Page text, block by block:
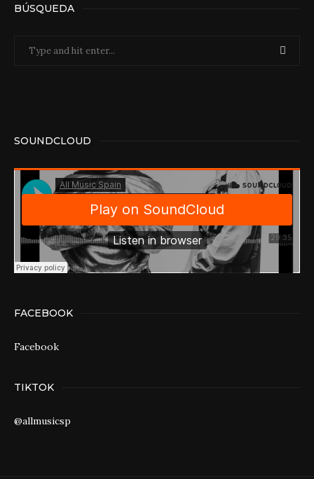
BÚSQUEDA
SOUNDCLOUD
FACEBOOK
Facebook
TIKTOK
@allmusicsp